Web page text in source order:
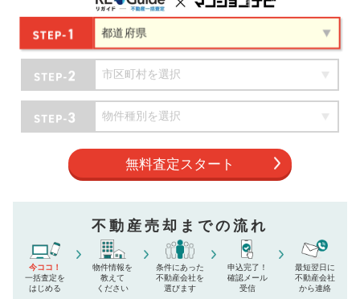
無料査定スタート
不動産売却までの流れ
今ココ！
一括査定を
はじめる
物件情報を
教えて
ください
条件にあった
不動産会社を
選びます
申込完了！
確認メール
受信
最短翌日に
不動産会社
から連絡